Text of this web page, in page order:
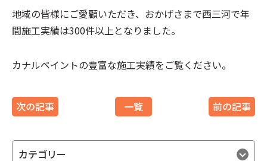
地域の皆様にご愛顧いただき、おかげさまで西三河で年
間施工実績は300件以上となりました。
カナルペイントの豊富な施工実績をご覧ください。
次の記事 一覧 前の記事
カテゴリー